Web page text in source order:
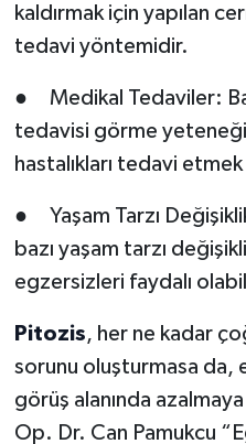
kaldırmak için yapılan
tedavi yöntemidir.
● Medikal Tedaviler:
tedavisi görme
hastalıkları tedavi etmek
● Yaşam Tarzı
bazı yaşam tarzı
egzersizleri faydalı
Pitozis, her ne kadar
sorunu oluşturmasa da,
görüş alanında
Op. Dr. Can Pamukcu